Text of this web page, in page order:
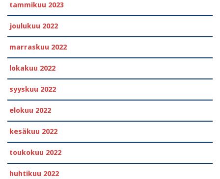
tammikuu 2023
joulukuu 2022
marraskuu 2022
lokakuu 2022
syyskuu 2022
elokuu 2022
kesäkuu 2022
toukokuu 2022
huhtikuu 2022